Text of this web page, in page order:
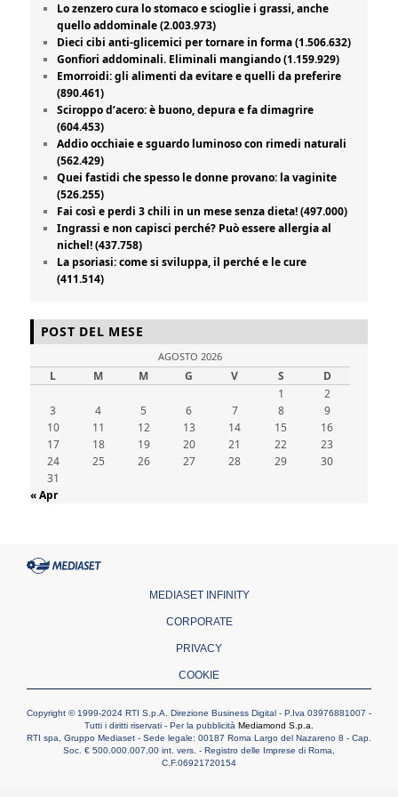
Lo zenzero cura lo stomaco e scioglie i grassi, anche
quello addominale (2.003.973)
Dieci cibi anti-glicemici per tornare in forma (1.506.632)
Gonfiori addominali. Eliminali mangiando (1.159.929)
Emorroidi: gli alimenti da evitare e quelli da preferire
(890.461)
Sciroppo d’acero: è buono, depura e fa dimagrire
(604.453)
Addio occhiaie e sguardo luminoso con rimedi naturali
(562.429)
Quei fastidi che spesso le donne provano: la vaginite
(526.255)
Fai così e perdi 3 chili in un mese senza dieta! (497.000)
Ingrassi e non capisci perché? Può essere allergia al
nichel! (437.758)
La psoriasi: come si sviluppa, il perché e le cure
(411.514)
POST DEL MESE
AGOSTO 2026
L M M G V S
D
1
2
3
4 5 6 7 8
9
10
11 12 13 14 15
16
17
18 19 20 21 22
23
24
25 26 27 28 29
30
31
« Apr
MEDIASET INFINITY
CORPORATE
PRIVACY
COOKIE
Copyright © 1999-2024 RTI S.p.A. Direzione Business Digital - P.Iva 03976881007 -
Tutti i diritti riservati - Per la pubblicità Mediamond S.p.a.
RTI spa, Gruppo Mediaset - Sede legale: 00187 Roma Largo del Nazareno 8 - Cap.
Soc. € 500.000.007,00 int. vers. - Registro delle Imprese di Roma,
C.F.06921720154